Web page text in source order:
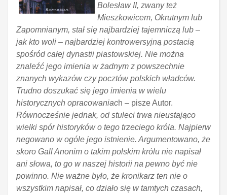
Bolesław II, zwany też
Mieszkowicem, Okrutnym lub
Zapomnianym, stał się najbardziej tajemniczą lub –
jak kto woli – najbardziej kontrowersyjną postacią
spośród całej dynastii piastowskiej. Nie można
znaleźć jego imienia w żadnym z powszechnie
znanych wykazów czy pocztów polskich władców.
Trudno doszukać się jego imienia w wielu
historycznych opracowaniach – pisze Autor.
Równocześnie jednak, od stuleci trwa nieustająco
wielki spór historyków o tego trzeciego króla. Najpierw
negowano w ogóle jego istnienie. Argumentowano, że
skoro Gall Anonim o takim polskim królu nie napisał
ani słowa, to go w naszej historii na pewno być nie
powinno. Nie ważne było, że kronikarz ten nie o
wszystkim napisał, co działo się w tamtych czasach,